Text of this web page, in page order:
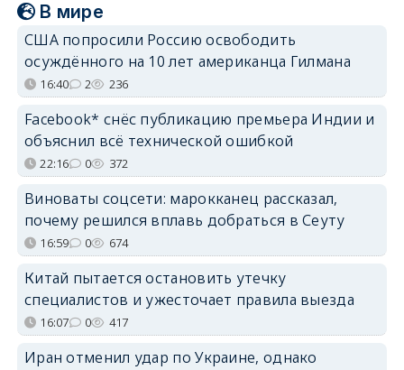
В мире
США попросили Россию освободить
осуждённого на 10 лет американца Гилмана
16:40 2 236
Facebook* снёс публикацию премьера Индии и
объяснил всё технической ошибкой
22:16 0 372
Виноваты соцсети: марокканец рассказал,
почему решился вплавь добраться в Сеуту
16:59 0 674
Китай пытается остановить утечку
специалистов и ужесточает правила выезда
16:07 0 417
Иран отменил удар по Украине, однако